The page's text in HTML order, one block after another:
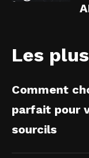
Les
Comment
parfait pour
sourcils